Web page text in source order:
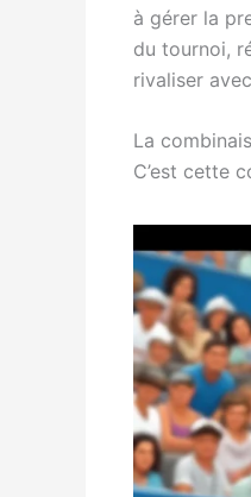
à gérer la
du tournoi,
rivaliser
La
C’est cette